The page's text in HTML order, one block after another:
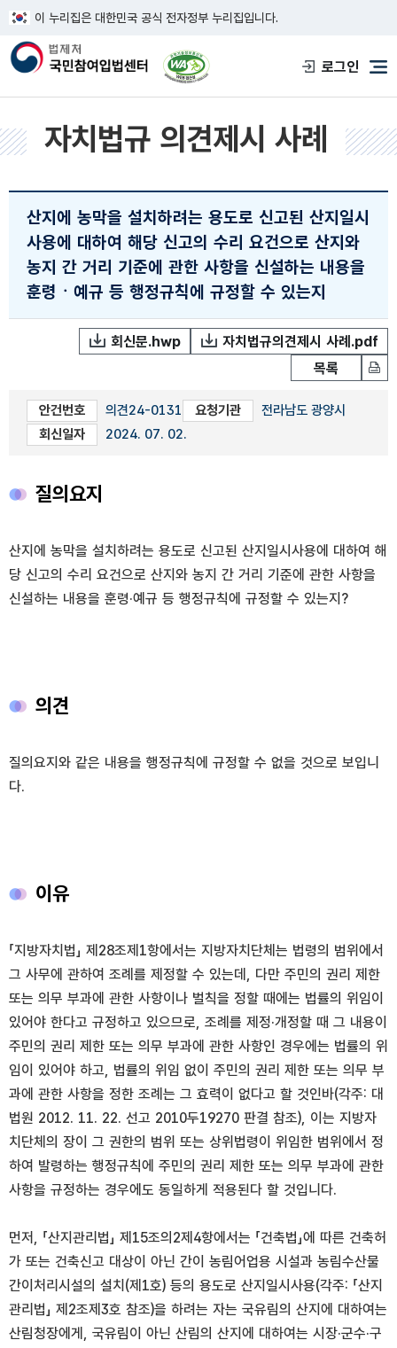
이 누리집은 대한민국 공식 전자정부 누리집입니다.
한국웹접근성인증평가원 웹접근성 사이
로그인
메
자치법규 의견제시 사례
산지에 농막을 설치하려는 용도로 신고된 산지일시
사용에 대하여 해당 신고의 수리 요건으로 산지와
농지 간 거리 기준에 관한 사항을 신설하는 내용을
훈령ㆍ예규 등 행정규칙에 규정할 수 있는지
회신문.hwp
자치법규의견제시 사례.pdf
목록
안건번호 의견24-0131 요청기관
전라남도 광양시
회신일자
2024. 07. 02.
질의요지
산지에 농막을 설치하려는 용도로 신고된 산지일시사용에 대하여 해
당 신고의 수리 요건으로 산지와 농지 간 거리 기준에 관한 사항을
신설하는 내용을 훈령·예규 등 행정규칙에 규정할 수 있는지?
의견
질의요지와 같은 내용을 행정규칙에 규정할 수 없을 것으로 보입니
다.
이유
「지방자치법」 제28조제1항에서는 지방자치단체는 법령의 범위에서
그 사무에 관하여 조례를 제정할 수 있는데, 다만 주민의 권리 제한
또는 의무 부과에 관한 사항이나 벌칙을 정할 때에는 법률의 위임이
있어야 한다고 규정하고 있으므로, 조례를 제정·개정할 때 그 내용이
주민의 권리 제한 또는 의무 부과에 관한 사항인 경우에는 법률의 위
임이 있어야 하고, 법률의 위임 없이 주민의 권리 제한 또는 의무 부
과에 관한 사항을 정한 조례는 그 효력이 없다고 할 것인바(각주: 대
법원 2012. 11. 22. 선고 2010두19270 판결 참조), 이는 지방자
치단체의 장이 그 권한의 범위 또는 상위법령이 위임한 범위에서 정
하여 발령하는 행정규칙에 주민의 권리 제한 또는 의무 부과에 관한
사항을 규정하는 경우에도 동일하게 적용된다 할 것입니다.
먼저, 「산지관리법」 제15조의2제4항에서는 「건축법」에 따른 건축허
가 또는 건축신고 대상이 아닌 간이 농림어업용 시설과 농림수산물
간이처리시설의 설치(제1호) 등의 용도로 산지일시사용(각주: 「산지
관리법」 제2조제3호 참조)을 하려는 자는 국유림의 산지에 대하여는
산림청장에게, 국유림이 아닌 산림의 산지에 대하여는 시장·군수·구